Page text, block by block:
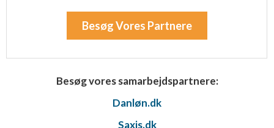
Besøg Vores Partnere
Besøg vores samarbejdspartnere:
Danløn.dk
Saxis.dk